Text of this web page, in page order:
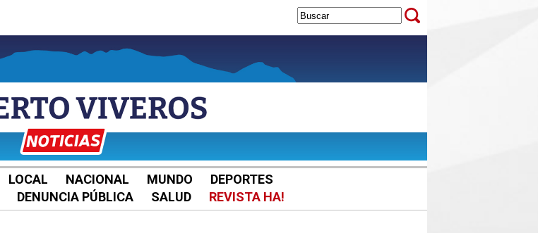
LOCAL NACIONAL MUNDO
DEPORTES
DENUNCIA PÚBLICA SALUD REVISTA HA!